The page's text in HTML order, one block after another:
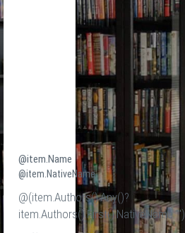
@item.Name
@item.NativeName
@(item.Authors().Any()?
item.Authors().First().NativeName:"")